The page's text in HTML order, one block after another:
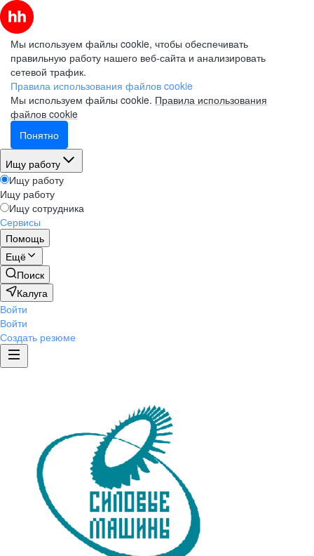
Мы используем файлы cookie, чтобы обеспечивать
правильную работу нашего веб-сайта и анализировать
сетевой трафик.
Правила использования файлов cookie
Мы используем файлы cookie. Правила использования
файлов cookie
Понятно
Ищу работу
Ищу работу
Ищу работу
Ищу сотрудника
Сервисы
Помощь
Ещё
Поиск
Калуга
Войти
Войти
Создать резюме